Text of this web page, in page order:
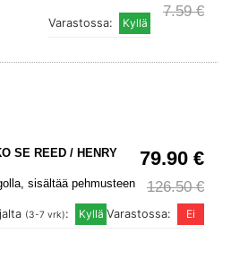
7.59 €
Varastossa:
79.90 €
126.50 €
SE REED / HENRY
sisältää pehmusteen
Varastossa:
(3-7 vrk):